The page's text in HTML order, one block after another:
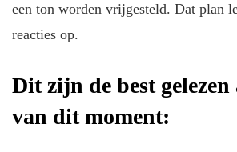
een ton worden vrijgesteld. Dat plan
reacties op.
Dit zijn de best
van dit moment: